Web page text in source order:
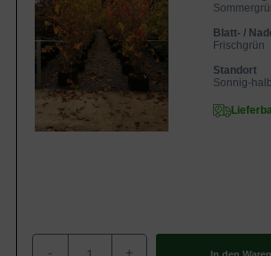
Duftende, weißgelbe Blüten
Frühjahr
Im Frühjahr verwöhnt der Feuerahorn mit
Blütenduft. Kleine, cremeweiße Blüten
besuchten Bienennährgehölz. Viele
beleben den Acer tataricum ginnala mit
Blatt- /
Frischgrün
Standort
Sonnig-
- + In den